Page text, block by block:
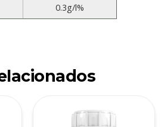
0.3g/l%